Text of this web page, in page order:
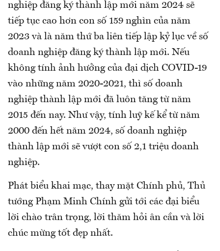
nghiệp đăng ký thành lập mới năm 2024 sẽ
tiếp tục cao hơn con số 159 nghìn của năm
2023 và là năm thứ ba liên tiếp lập kỷ lục về số
doanh nghiệp đăng ký thành lập mới. Nếu
không tính ảnh hưởng của đại dịch COVID-19
vào những năm 2020-2021, thì số doanh
nghiệp thành lập mới đã luôn tăng từ năm
2015 đến nay. Như vậy, tính luỹ kế kể từ năm
2000 đến hết năm 2024, số doanh nghiệp
thành lập mới sẽ vượt con số 2,1 triệu doanh
nghiệp.
Phát biểu khai mạc, thay mặt Chính phủ, Thủ
tướng Phạm Minh Chính gửi tới các đại biểu
lời chào trân trọng, lời thăm hỏi ân cần và lời
chúc mừng tốt đẹp nhất.